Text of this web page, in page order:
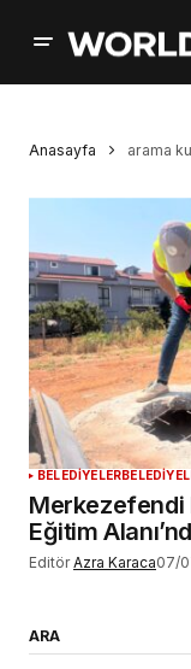
Anasayfa arama
BELEDİYELER
Merkezefendi
Eğitim
Editör Azra Karaca07/
ARA